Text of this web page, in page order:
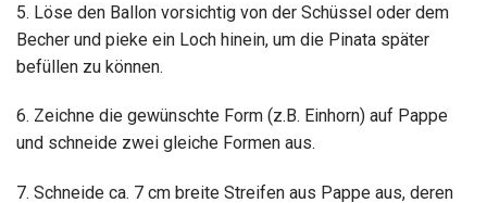
5. Löse den Ballon vorsichtig von der Schüssel oder dem
Becher und pieke ein Loch hinein, um die Pinata später
befüllen zu können.
6. Zeichne die gewünschte Form (z.B. Einhorn) auf Pappe
und schneide zwei gleiche Formen aus.
7. Schneide ca. 7 cm breite Streifen aus Pappe aus, deren